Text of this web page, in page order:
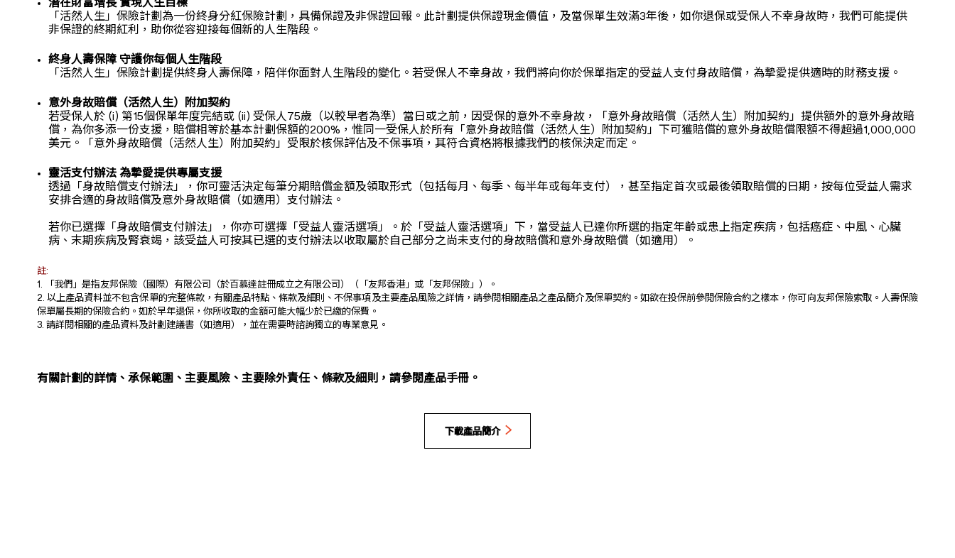
潛在財富增長 實現人生目標
「活然人生」保險計劃為一份終身分紅保險計劃，具備保證及非保證回報。此計劃提供保證現金價值，及當保單生效滿3年後，如你退保或受保人不幸身故時，我們可能提供
非保證的終期紅利，助你從容迎接每個新的人生階段。
終身人壽保障 守護你每個人生階段
「活然人生」保險計劃提供終身人壽保障，陪伴你面對人生階段的變化。若受保人不幸身故，我們將向你於保單指定的受益人支付身故賠償，為摯愛提供適時的財務支援。
意外身故賠償（活然人生）附加契約
若受保人於 (i) 第15個保單年度完結或 (ii) 受保人75歲（以較早者為準）當日或之前，因受保的意外不幸身故，「意外身故賠償（活然人生）附加契約」提供額外的意外身故賠
償，為你多添一份支援，賠償相等於基本計劃保額的200%，惟同一受保人於所有「意外身故賠償（活然人生）附加契約」下可獲賠償的意外身故賠償限額不得超過1,000,000
美元。「意外身故賠償（活然人生）附加契約」受限於核保評估及不保事項，其符合資格將根據我們的核保決定而定。
靈活支付辦法 為摯愛提供專屬支援
透過「身故賠償支付辦法」，你可靈活決定每筆分期賠償金額及領取形式（包括每月、每季、每半年或每年支付），甚至指定首次或最後領取賠償的日期，按每位受益人需求
安排合適的身故賠償及意外身故賠償（如適用）支付辦法。
若你已選擇「身故賠償支付辦法」，你亦可選擇「受益人靈活選項」。於「受益人靈活選項」下，當受益人已達你所選的指定年齡或患上指定疾病，包括癌症、中風、心臟
病、末期疾病及腎衰竭，該受益人可按其已選的支付辦法以收取屬於自己部分之尚未支付的身故賠償和意外身故賠償（如適用）。
註:
1. 「我們」是指友邦保險（國際）有限公司（於百慕達註冊成立之有限公司）（「友邦香港」或「友邦保險」）。
2. 以上產品資料並不包含保單的完整條款，有關產品特點、條款及細則、不保事項及主要產品風險之詳情，請參閱相關產品之產品簡介及保單契約。如欲在投保前參閱保險合約之樣本，你可向友邦保險索取。人壽保險
保單屬長期的保險合約。如於早年退保，你所收取的金額可能大幅少於已繳的保費。
3. 請詳閱相關的產品資料及計劃建議書（如適用），並在需要時諮詢獨立的專業意見。
有關計劃的詳情、承保範圍、主要風險、主要除外責任、條款及細則，請參閱產品手冊。
下載產品簡介